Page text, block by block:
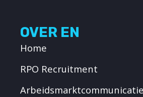
OVER EN
Home
RPO Recruitment
Arbeidsmarktcommunicatie